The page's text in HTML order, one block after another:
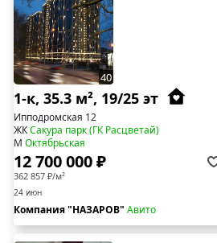
40
1-к, 35.3 м², 19/25 эт
Ипподромская 12
ЖКСакура парк (ГК Расцветай)
М Октябрьская
12 700 000 ₽
362 857 ₽/м²
24 июн
Компания "НАЗАРОВ" Авито